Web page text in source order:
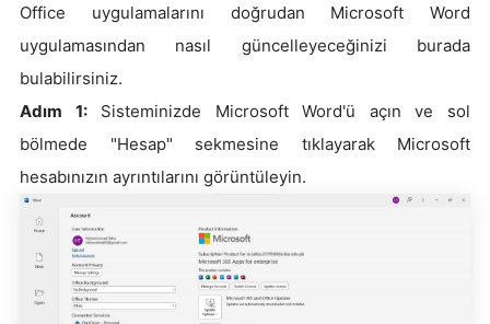
Office uygulamalarını doğrudan Microsoft Word
uygulamasından nasıl güncelleyeceğinizi burada
bulabilirsiniz.
Adım 1:Sisteminizde Microsoft Word'ü açın ve sol
bölmede "Hesap" sekmesine tıklayarak Microsoft
hesabınızın ayrıntılarını görüntüleyin.